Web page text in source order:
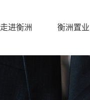
走进衡洲 衡洲置业